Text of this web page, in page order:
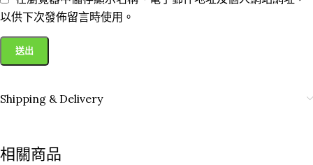
以供下次發佈留言時使用。
Shipping & Delivery
相關商品